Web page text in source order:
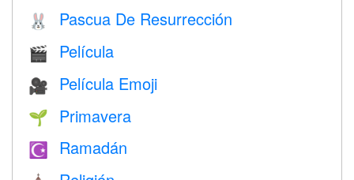
🐰 Pascua De Resurrección
🎬 Película
🎥 Película Emoji
🌱 Primavera
☪️ Ramadán